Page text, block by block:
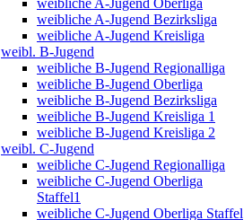
weibliche A-Jugend Oberliga
weibliche A-Jugend Bezirksliga
weibliche A-Jugend Kreisliga
weibl. B-Jugend
weibliche B-Jugend Regionalliga
weibliche B-Jugend Oberliga
weibliche B-Jugend Bezirksliga
weibliche B-Jugend Kreisliga 1
weibliche B-Jugend Kreisliga 2
weibl. C-Jugend
weibliche C-Jugend Regionalliga
weibliche C-Jugend Oberliga
Staffel1
weibliche C-Jugend Oberliga Staffel